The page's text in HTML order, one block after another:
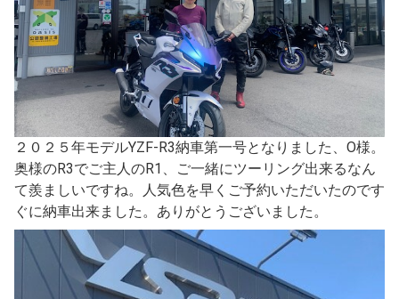
２０２５年モデルYZF-R3納車第一号となりました、O様。
奥様のR3でご主人のR1、ご一緒にツーリング出来るなん
て羨ましいですね。人気色を早くご予約いただいたのです
ぐに納車出来ました。ありがとうございました。